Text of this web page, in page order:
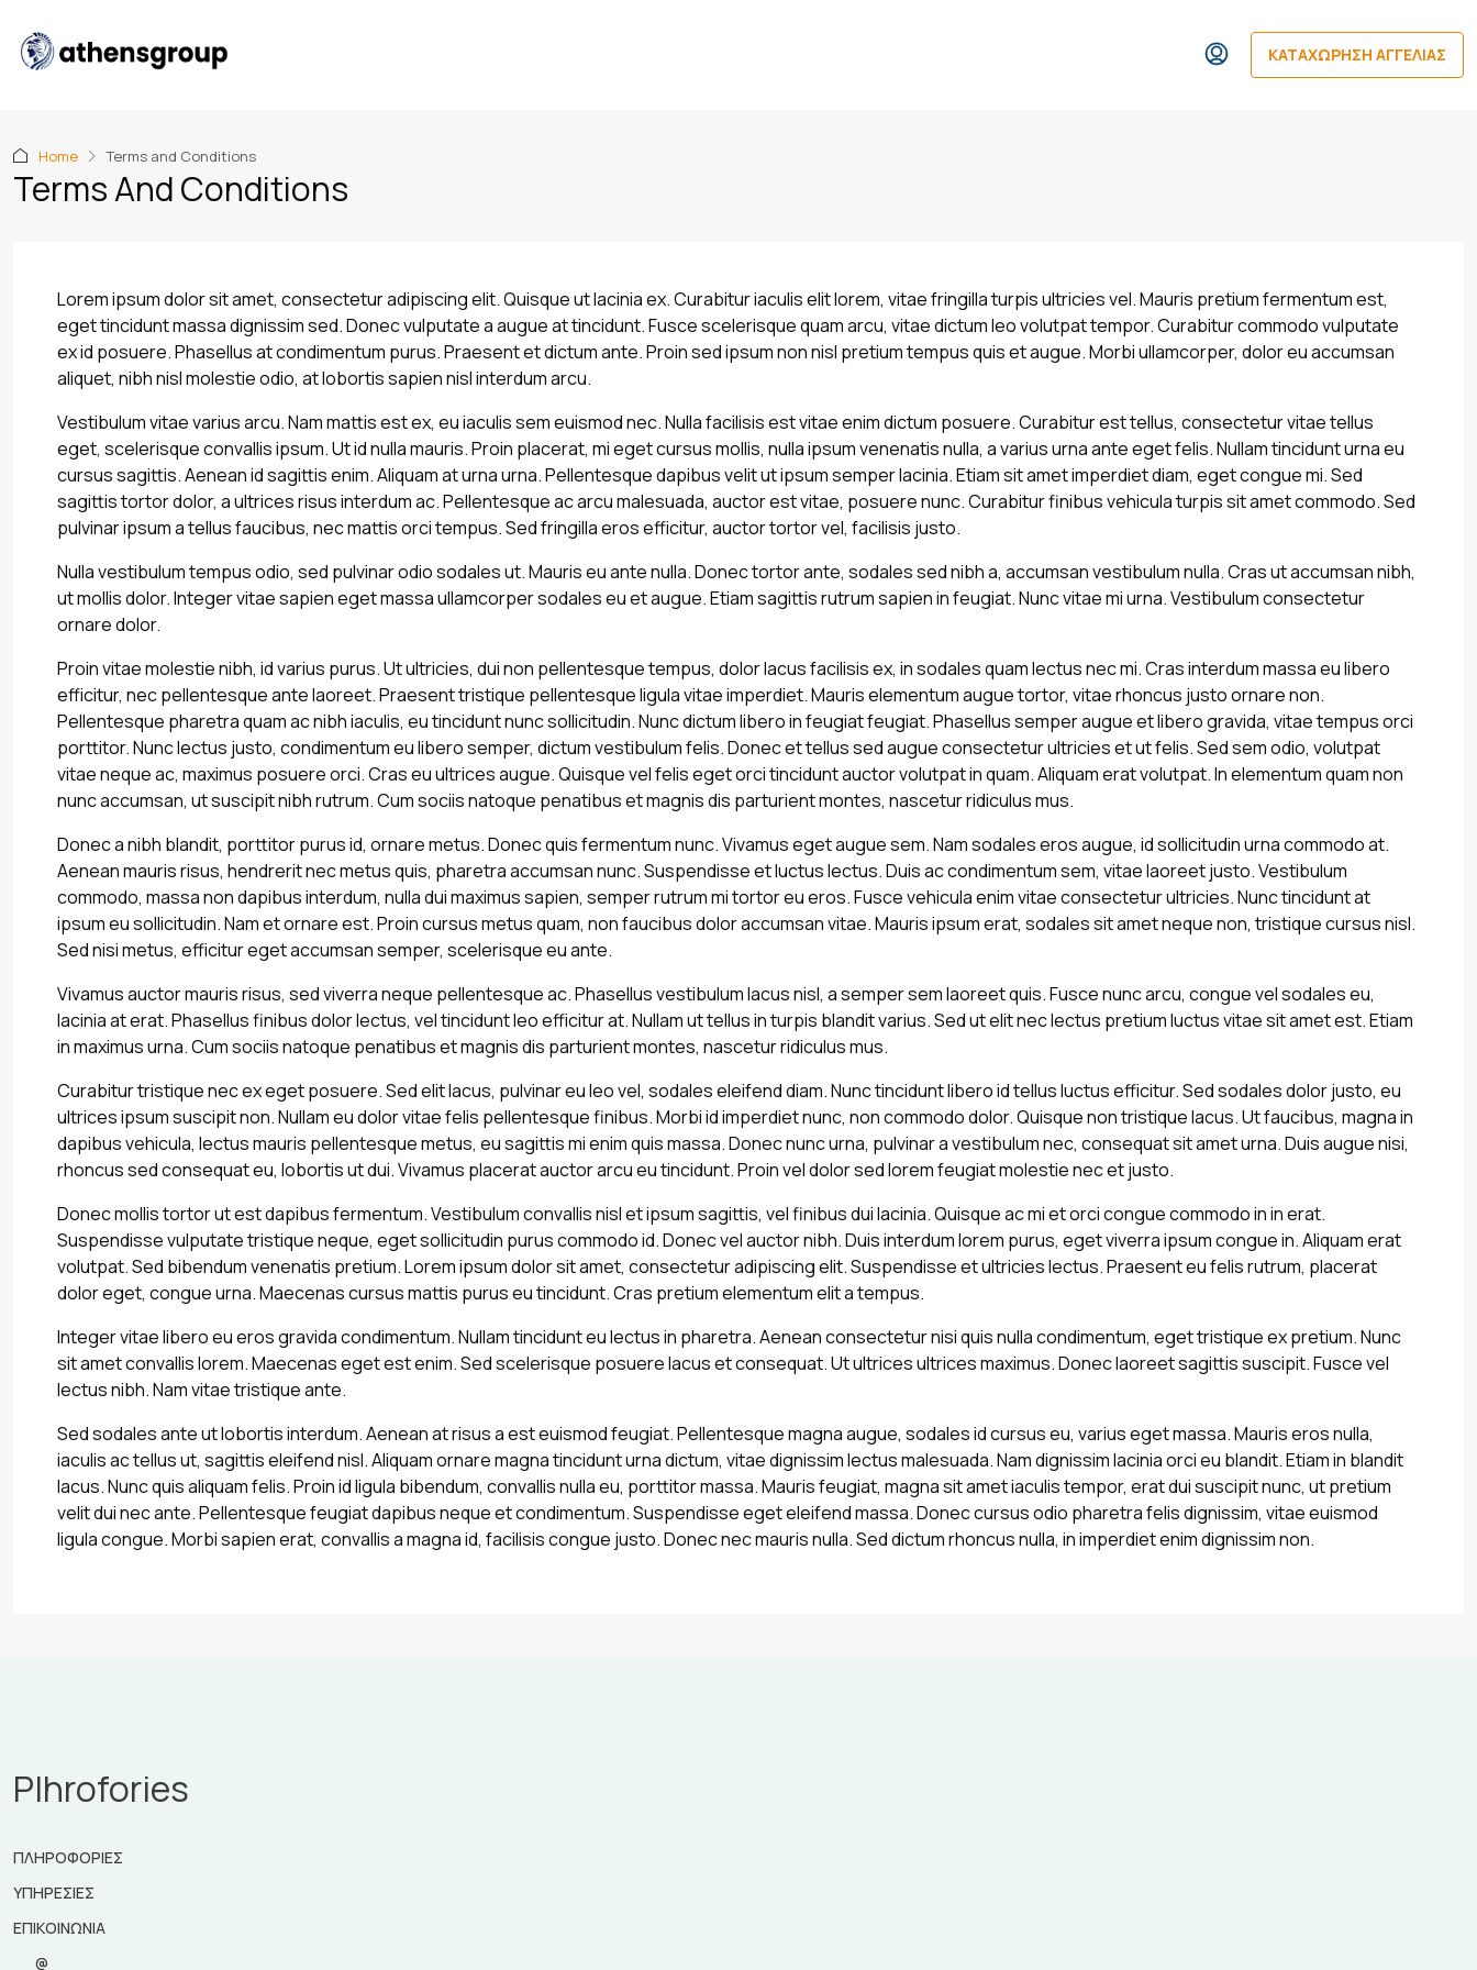
ΚΑΤΑΧΏΡΗΣΗ ΑΓΓΕΛΊΑΣ
Home Terms and Conditions
Terms And Conditions
Lorem ipsum dolor sit amet, consectetur adipiscing elit. Quisque ut lacinia ex. Curabitur iaculis elit lorem, vitae fringilla turpis ultricies vel. Mauris pretium fermentum est,
eget tincidunt massa dignissim sed. Donec vulputate a augue at tincidunt. Fusce scelerisque quam arcu, vitae dictum leo volutpat tempor. Curabitur commodo vulputate
ex id posuere. Phasellus at condimentum purus. Praesent et dictum ante. Proin sed ipsum non nisl pretium tempus quis et augue. Morbi ullamcorper, dolor eu accumsan
aliquet, nibh nisl molestie odio, at lobortis sapien nisl interdum arcu.
Vestibulum vitae varius arcu. Nam mattis est ex, eu iaculis sem euismod nec. Nulla facilisis est vitae enim dictum posuere. Curabitur est tellus, consectetur vitae tellus
eget, scelerisque convallis ipsum. Ut id nulla mauris. Proin placerat, mi eget cursus mollis, nulla ipsum venenatis nulla, a varius urna ante eget felis. Nullam tincidunt urna eu
cursus sagittis. Aenean id sagittis enim. Aliquam at urna urna. Pellentesque dapibus velit ut ipsum semper lacinia. Etiam sit amet imperdiet diam, eget congue mi. Sed
sagittis tortor dolor, a ultrices risus interdum ac. Pellentesque ac arcu malesuada, auctor est vitae, posuere nunc. Curabitur finibus vehicula turpis sit amet commodo. Sed
pulvinar ipsum a tellus faucibus, nec mattis orci tempus. Sed fringilla eros efficitur, auctor tortor vel, facilisis justo.
Nulla vestibulum tempus odio, sed pulvinar odio sodales ut. Mauris eu ante nulla. Donec tortor ante, sodales sed nibh a, accumsan vestibulum nulla. Cras ut accumsan nibh,
ut mollis dolor. Integer vitae sapien eget massa ullamcorper sodales eu et augue. Etiam sagittis rutrum sapien in feugiat. Nunc vitae mi urna. Vestibulum consectetur
ornare dolor.
Proin vitae molestie nibh, id varius purus. Ut ultricies, dui non pellentesque tempus, dolor lacus facilisis ex, in sodales quam lectus nec mi. Cras interdum massa eu libero
efficitur, nec pellentesque ante laoreet. Praesent tristique pellentesque ligula vitae imperdiet. Mauris elementum augue tortor, vitae rhoncus justo ornare non.
Pellentesque pharetra quam ac nibh iaculis, eu tincidunt nunc sollicitudin. Nunc dictum libero in feugiat feugiat. Phasellus semper augue et libero gravida, vitae tempus orci
porttitor. Nunc lectus justo, condimentum eu libero semper, dictum vestibulum felis. Donec et tellus sed augue consectetur ultricies et ut felis. Sed sem odio, volutpat
vitae neque ac, maximus posuere orci. Cras eu ultrices augue. Quisque vel felis eget orci tincidunt auctor volutpat in quam. Aliquam erat volutpat. In elementum quam non
nunc accumsan, ut suscipit nibh rutrum. Cum sociis natoque penatibus et magnis dis parturient montes, nascetur ridiculus mus.
Donec a nibh blandit, porttitor purus id, ornare metus. Donec quis fermentum nunc. Vivamus eget augue sem. Nam sodales eros augue, id sollicitudin urna commodo at.
Aenean mauris risus, hendrerit nec metus quis, pharetra accumsan nunc. Suspendisse et luctus lectus. Duis ac condimentum sem, vitae laoreet justo. Vestibulum
commodo, massa non dapibus interdum, nulla dui maximus sapien, semper rutrum mi tortor eu eros. Fusce vehicula enim vitae consectetur ultricies. Nunc tincidunt at
ipsum eu sollicitudin. Nam et ornare est. Proin cursus metus quam, non faucibus dolor accumsan vitae. Mauris ipsum erat, sodales sit amet neque non, tristique cursus nisl.
Sed nisi metus, efficitur eget accumsan semper, scelerisque eu ante.
Vivamus auctor mauris risus, sed viverra neque pellentesque ac. Phasellus vestibulum lacus nisl, a semper sem laoreet quis. Fusce nunc arcu, congue vel sodales eu,
lacinia at erat. Phasellus finibus dolor lectus, vel tincidunt leo efficitur at. Nullam ut tellus in turpis blandit varius. Sed ut elit nec lectus pretium luctus vitae sit amet est. Etiam
in maximus urna. Cum sociis natoque penatibus et magnis dis parturient montes, nascetur ridiculus mus.
Curabitur tristique nec ex eget posuere. Sed elit lacus, pulvinar eu leo vel, sodales eleifend diam. Nunc tincidunt libero id tellus luctus efficitur. Sed sodales dolor justo, eu
ultrices ipsum suscipit non. Nullam eu dolor vitae felis pellentesque finibus. Morbi id imperdiet nunc, non commodo dolor. Quisque non tristique lacus. Ut faucibus, magna in
dapibus vehicula, lectus mauris pellentesque metus, eu sagittis mi enim quis massa. Donec nunc urna, pulvinar a vestibulum nec, consequat sit amet urna. Duis augue nisi,
rhoncus sed consequat eu, lobortis ut dui. Vivamus placerat auctor arcu eu tincidunt. Proin vel dolor sed lorem feugiat molestie nec et justo.
Donec mollis tortor ut est dapibus fermentum. Vestibulum convallis nisl et ipsum sagittis, vel finibus dui lacinia. Quisque ac mi et orci congue commodo in in erat.
Suspendisse vulputate tristique neque, eget sollicitudin purus commodo id. Donec vel auctor nibh. Duis interdum lorem purus, eget viverra ipsum congue in. Aliquam erat
volutpat. Sed bibendum venenatis pretium. Lorem ipsum dolor sit amet, consectetur adipiscing elit. Suspendisse et ultricies lectus. Praesent eu felis rutrum, placerat
dolor eget, congue urna. Maecenas cursus mattis purus eu tincidunt. Cras pretium elementum elit a tempus.
Integer vitae libero eu eros gravida condimentum. Nullam tincidunt eu lectus in pharetra. Aenean consectetur nisi quis nulla condimentum, eget tristique ex pretium. Nunc
sit amet convallis lorem. Maecenas eget est enim. Sed scelerisque posuere lacus et consequat. Ut ultrices ultrices maximus. Donec laoreet sagittis suscipit. Fusce vel
lectus nibh. Nam vitae tristique ante.
Sed sodales ante ut lobortis interdum. Aenean at risus a est euismod feugiat. Pellentesque magna augue, sodales id cursus eu, varius eget massa. Mauris eros nulla,
iaculis ac tellus ut, sagittis eleifend nisl. Aliquam ornare magna tincidunt urna dictum, vitae dignissim lectus malesuada. Nam dignissim lacinia orci eu blandit. Etiam in blandit
lacus. Nunc quis aliquam felis. Proin id ligula bibendum, convallis nulla eu, porttitor massa. Mauris feugiat, magna sit amet iaculis tempor, erat dui suscipit nunc, ut pretium
velit dui nec ante. Pellentesque feugiat dapibus neque et condimentum. Suspendisse eget eleifend massa. Donec cursus odio pharetra felis dignissim, vitae euismod
ligula congue. Morbi sapien erat, convallis a magna id, facilisis congue justo. Donec nec mauris nulla. Sed dictum rhoncus nulla, in imperdiet enim dignissim non.
Plhrofories
ΠΛΗΡΟΦΟΡΙΕΣ
ΥΠΗΡΕΣΙΕΣ
ΕΠΙΚΟΙΝΩΝΙΑ
@